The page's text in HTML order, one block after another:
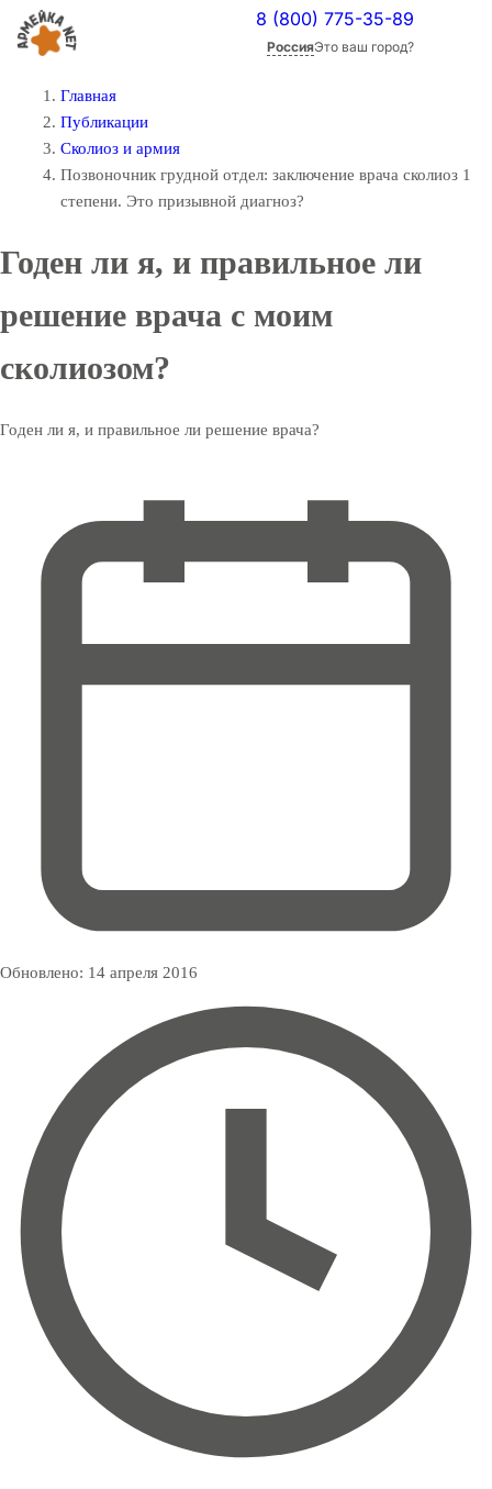
8 (800) 775-35-89
РоссияЭто ваш город?
Главная
Публикации
Сколиоз и армия
Позвоночник грудной отдел: заключение врача сколиоз 1
степени. Это призывной диагноз?
Годен ли я, и правильное ли
решение врача с моим
сколиозом?
Годен ли я, и правильное ли решение врача?
Обновлено: 14 апреля 2016